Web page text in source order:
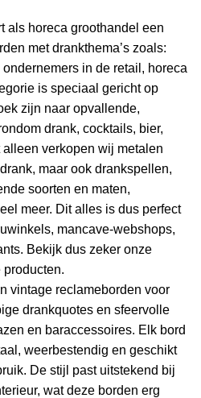
als horeca groothandel een
met drankthema’s zoals:
in de retail, horeca
is speciaal gericht op
zijn naar opvallende,
drank, cocktails, bier,
verkopen wij metalen
maar ook drankspellen,
soorten en maten,
meer. Dit alles is dus perfect
mancave-webshops,
Bekijk dus zeker onze
vintage reclameborden voor
drankquotes en sfeervolle
en baraccessoires. Elk bord
weerbestendig en geschikt
De stijl past uitstekend bij
wat deze borden erg